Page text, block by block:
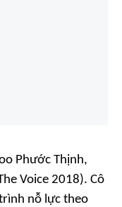
Phước Thịnh,
Voice 2018). Cô
nỗ lực theo